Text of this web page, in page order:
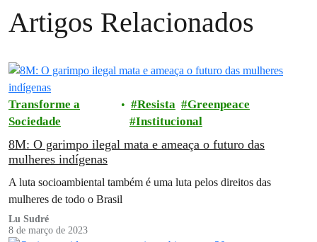
Artigos Relacionados
Transforme a
Sociedade
Resista
Greenpeace
Institucional
8M: O garimpo ilegal mata e ameaça o futuro das
mulheres indígenas
A luta socioambiental também é uma luta pelos direitos das
mulheres de todo o Brasil
Lu Sudré
8 de março de 2023